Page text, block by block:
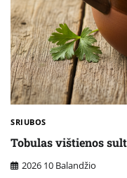
SRIUBOS
Tobulas vištienos
2026 10 Balandžio